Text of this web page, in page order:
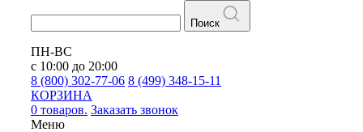
Поиск
ПН-ВС
с 10:00 до 20:00
8 (800) 302-77-06 8 (499) 348-15-11
КОРЗИНА
0 товаров. Заказать звонок
Меню